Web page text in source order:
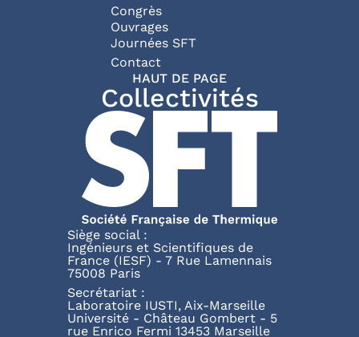
Congrès
Ouvrages
Journées SFT
Pied de page
Contact
HAUT DE PAGE
Collectivités
Siège social :
Ingénieurs et Scientifiques de
France (IESF) - 7 Rue Lamennais
75008 Paris
Secrétariat :
Laboratoire IUSTI, Aix-Marseille
Université - Château Gombert - 5
rue Enrico Fermi 13453 Marseille